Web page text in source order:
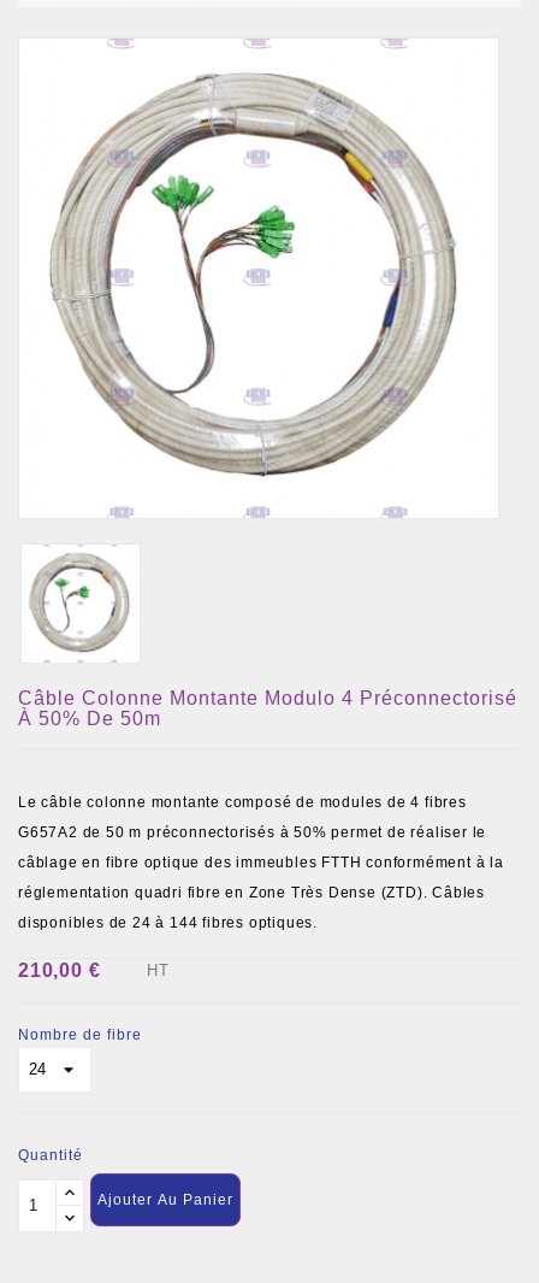
Câble Colonne Montante Modulo 4 Préconnectorisé
À 50% De 50m
Le câble colonne montante composé de modules de 4 fibres
G657A2 de 50 m préconnectorisés à 50% permet de réaliser le
câblage en fibre optique des immeubles FTTH conformément à la
réglementation quadri fibre en Zone Très Dense (ZTD). Câbles
disponibles de 24 à 144 fibres optiques.
210,00 € HT
Nombre de fibre
Quantité
Ajouter Au Panier